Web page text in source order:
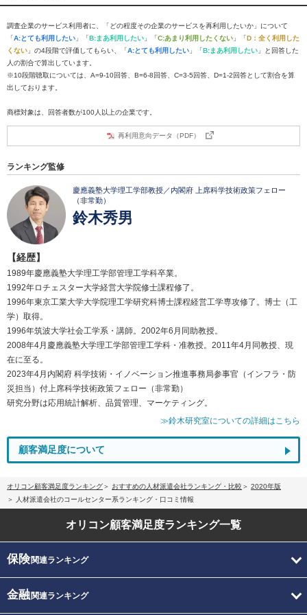
調査企業のサービス利用者に、「どの程度その企業のサービスを再利用したいか」について
「A:とても利用したい 」「B:まあ利用したい 」「C:あまり利用したくない 」「D：全く利用した
くない 」の4段階で評価してもらい、「A:とても利用したい 」「B:まあ利用したい 」と回答した
人の割合で算出しています。
※10段階聴取については、A=9-10回答、B=6-8回答、C=3-5回答、D=1-2回答として割合を算
出しております。
商標対象は、回答者数が100人以上の企業です。
再利用意向データ（PDF）
ランキング監修
慶應義塾大学理工学部教授／内閣府 上席科学技術政策フェロー
（非常勤）
鈴木秀男
【経歴】
1989年慶應義塾大学理工学部管理工学科卒業。
1992年ロチェスター大学経営大学院修士課程修了。
1996年東京工業大学大学院理工学研究科博士課程経営工学専攻修了。博士（工
学）取得。
1996年筑波大学社会工学系・講師。2002年6月同助教授。
2008年4月慶應義塾大学理工学部管理工学科・准教授。2011年4月同教授、現
在に至る。
2023年4月内閣府 科学技術・イノベーション推進事務局参事官（インフラ・防
災担当）付上席科学技術政策フェロー（非常勤）
研究分野は応用統計解析、品質管理、マーケティング。
≫鈴木研究室についての詳細はこちら
顧客満足度について
オリコン顧客満足度ランキング おすすめの人材派遣会社ランキング・比較
2020年版
人材派遣会社のコールセンター系ランキング・口コミ情報
オリコン顧客満足度ランキング一覧
保険関連ランキング
金融関連ランキング